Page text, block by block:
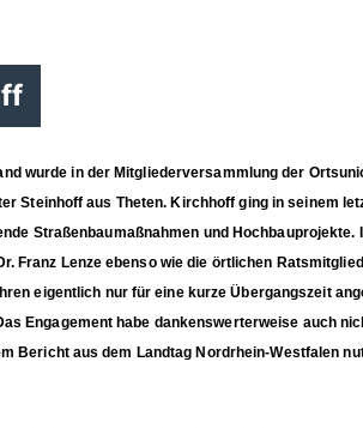
wurde in der Mitgliederversammlung der
Steinhoff aus Theten. Kirchhoff ging in seinem
Straßenbaumaßnahmen und Hochbauprojekte.
Franz Lenze ebenso wie die örtlichen
eigentlich nur für eine kurze Übergangszeit
Engagement habe dankenswerterweise auch
Bericht aus dem Landtag Nordrhein-Westfalen